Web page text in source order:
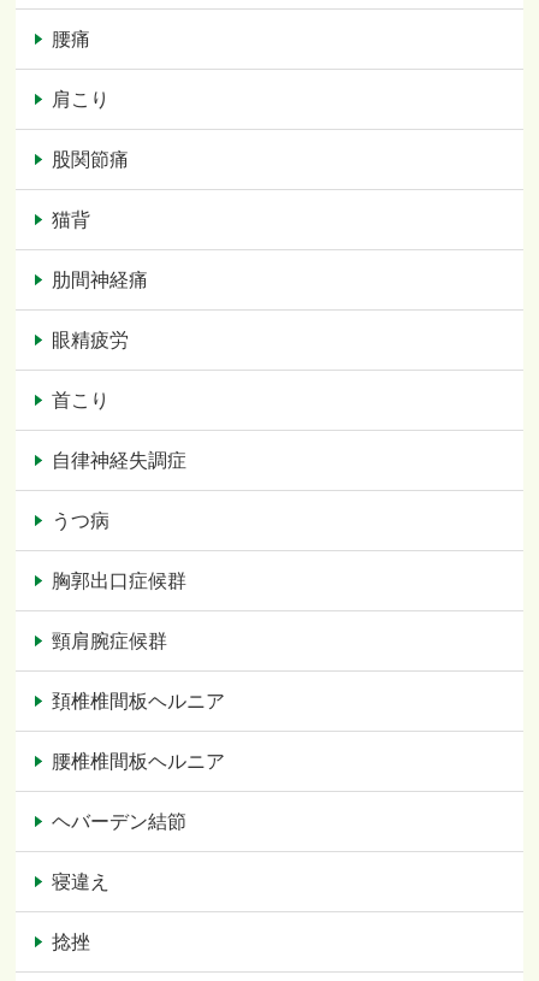
腰痛
肩こり
股関節痛
猫背
肋間神経痛
眼精疲労
首こり
自律神経失調症
うつ病
胸郭出口症候群
頸肩腕症候群
頚椎椎間板ヘルニア
腰椎椎間板ヘルニア
ヘバーデン結節
寝違え
捻挫